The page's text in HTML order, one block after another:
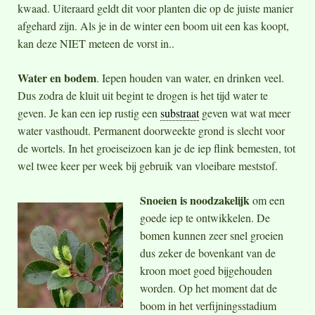
kwaad. Uiteraard geldt dit voor planten die op de juiste manier
afgehard zijn. Als je in de winter een boom uit een kas koopt,
kan deze NIET meteen de vorst in..
Water en bodem. Iepen houden van water, en drinken veel.
Dus zodra de kluit uit begint te drogen is het tijd water te
geven. Je kan een iep rustig een substraatgeven wat wat meer
water vasthoudt. Permanent doorweekte grond is slecht voor
de wortels. In het groeiseizoen kan je de iep flink bemesten, tot
wel twee keer per week bij gebruik van vloeibare meststof.
Snoeien is noodzakelijkom een
goede iep te ontwikkelen. De
bomen kunnen zeer snel groeien
dus zeker de bovenkant van de
kroon moet goed bijgehouden
worden. Op het moment dat de
boom in het verfijningsstadium